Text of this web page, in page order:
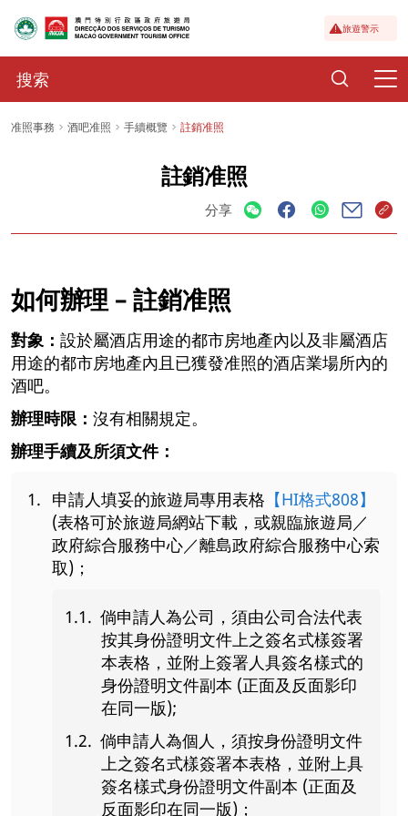
旅遊警示
准照事務 酒吧准照 手續概覽 註銷准照
註銷准照
分享
如何辦理 – 註銷准照
對象： 設於屬酒店用途的都市房地產內以及非屬酒店
用途的都市房地產內且已獲發准照的酒店業場所內的
酒吧。
辦理時限： 沒有相關規定。
辦理手續及所須文件：
申請人填妥的旅遊局專用表格 【HI格式808】
(表格可於旅遊局網站下載，或親臨旅遊局／
政府綜合服務中心／離島政府綜合服務中心索
取)；
倘申請人為公司，須由公司合法代表
按其身份證明文件上之簽名式樣簽署
本表格，並附上簽署人具簽名樣式的
身份證明文件副本 (正面及反面影印
在同一版);
倘申請人為個人，須按身份證明文件
上之簽名式樣簽署本表格，並附上具
簽名樣式身份證明文件副本 (正面及
反面影印在同一版)；